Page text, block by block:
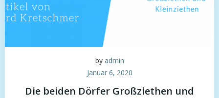
by admin
Januar 6, 2020
Die beiden Dörfer Großziethen und